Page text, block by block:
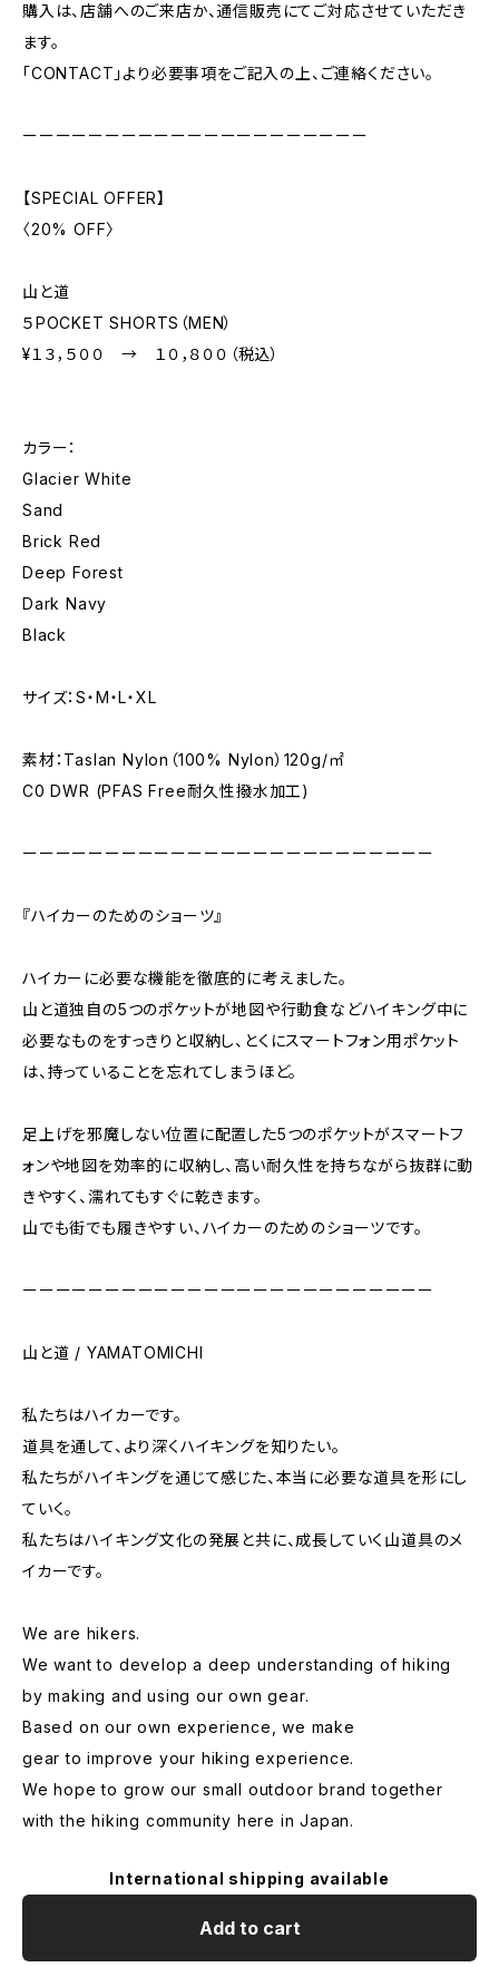
購入は、店舗へのご来店か、通信販売にてご対応させていただき
ます。
「CONTACT」より必要事項をご記入の上、ご連絡ください。
ーーーーーーーーーーーーーーーーーーーーー
【SPECIAL OFFER】
〈20% OFF〉
山と道
５POCKET SHORTS（MEN）
¥１３，５００ → １０，８００（税込）
カラー：
Glacier White
Sand
Brick Red
Deep Forest
Dark Navy
Black
サイズ：S・M・L・XL
素材：Taslan Nylon（100% Nylon）120g/㎡
C0 DWR (PFAS Free耐久性撥水加工)
ーーーーーーーーーーーーーーーーーーーーーーーーー
『ハイカーのためのショーツ』
ハイカーに必要な機能を徹底的に考えました。
山と道独自の5つのポケットが地図や行動食などハイキング中に
必要なものをすっきりと収納し、とくにスマートフォン用ポケット
は、持っていることを忘れてしまうほど。
足上げを邪魔しない位置に配置した5つのポケットがスマートフ
ォンや地図を効率的に収納し、高い耐久性を持ちながら抜群に動
きやすく、濡れてもすぐに乾きます。
山でも街でも履きやすい、ハイカーのためのショーツです。
ーーーーーーーーーーーーーーーーーーーーーーーーー
山と道 / YAMATOMICHI
私たちはハイカーです。
道具を通して、より深くハイキングを知りたい。
私たちがハイキングを通じて感じた、本当に必要な道具を形にし
ていく。
私たちはハイキング文化の発展と共に、成長していく山道具のメ
イカーです。
We are hikers.
We want to develop a deep understanding of hiking
by making and using our own gear.
Based on our own experience, we make
gear to improve your hiking experience.
We hope to grow our small outdoor brand together
with the hiking community here in Japan.
International shipping available
Add to cart